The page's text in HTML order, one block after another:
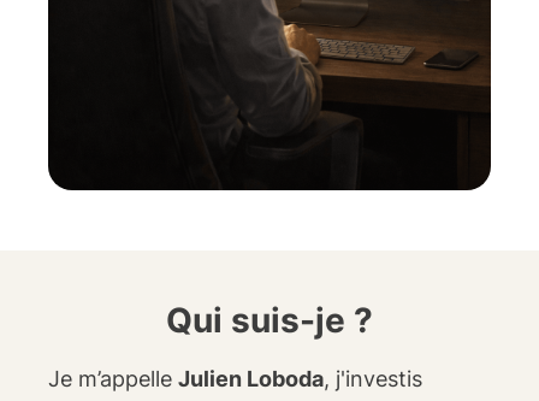
Qui suis-je ?
Je m’appelle Julien Loboda, j'investis